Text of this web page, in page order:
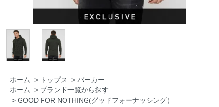
ホーム > トップス > パーカー
ホーム
> ブランド一覧から探す
> GOOD FOR NOTHING(グッドフォーナッシング）